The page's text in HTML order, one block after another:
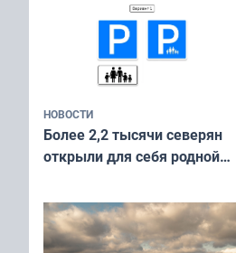
НОВОСТИ
Более 2,2 тысячи северян
открыли для себя родной
«Туризм для своих»